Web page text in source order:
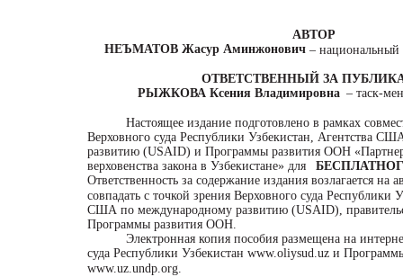
АВТОР
НЕЪМАТОВ Жасур Аминжонович – национальный
ОТВЕТСТВЕННЫЙ ЗА
РЫЖКОВА Ксения Владимировна – таск-
Настоящее издание подготовлено в рамках
Верховного суда Республики Узбекистан, Агентства
развитию (USAID) и Программы развития ООН
верховенства закона в Узбекистане» для
Ответственность за содержание издания возлагается на
совпадать с точкой зрения Верховного суда Республики
США по международному развитию (USAID),
Программы развития ООН.
Электронная копия пособия размещена на
суда Республики Узбекистан www.oliysud.uz и
www.uz.undp.org.